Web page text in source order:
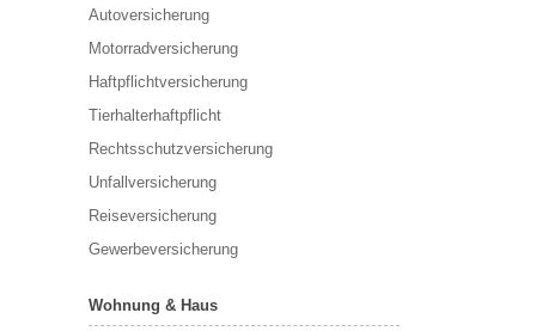
Autoversicherung
Motorradversicherung
Haftpflichtversicherung
Tierhalterhaftpflicht
Rechtsschutzversicherung
Unfallversicherung
Reiseversicherung
Gewerbeversicherung
Wohnung & Haus